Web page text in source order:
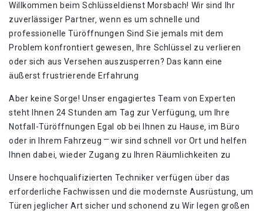
Willkommen beim Schlüsseldienst Morsbach! Wir sind Ihr
zuverlässiger Partner‚ wenn es um schnelle und
professionelle Türöffnungen Sind Sie jemals mit dem
Problem konfrontiert gewesen‚ Ihre Schlüssel zu verlieren
oder sich aus Versehen auszusperren?​ Das kann eine
äußerst frustrierende Erfahrung
Aber keine Sorge!​ Unser engagiertes Team von Experten
steht Ihnen 24 Stunden am Tag zur Verfügung‚ um Ihre
Notfall-Türöffnungen Egal ob bei Ihnen zu Hause‚ im Büro
oder in Ihrem Fahrzeug ⎻ wir sind schnell vor Ort und helfen
Ihnen dabei‚ wieder Zugang zu Ihren Räumlichkeiten zu
Unsere hochqualifizierten Techniker verfügen über das
erforderliche Fachwissen und die modernste Ausrüstung‚ um
Türen jeglicher Art sicher und schonend zu Wir legen großen